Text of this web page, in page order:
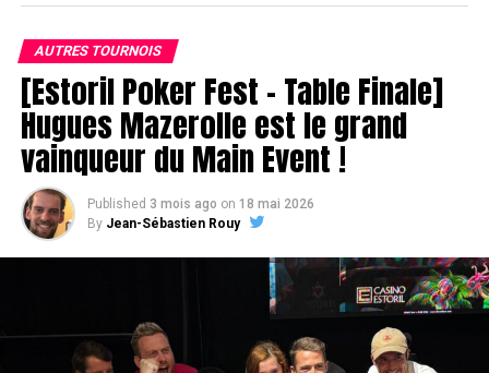
AUTRES TOURNOIS
[Estoril Poker Fest – Table Finale]
Hugues Mazerolle est le grand
vainqueur du Main Event !
Published 3 mois ago on 18 mai 2026
By Jean-Sébastien Rouy